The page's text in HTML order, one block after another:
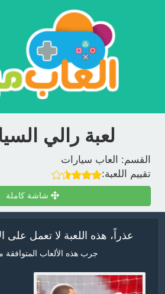
لعبة رالي
القسم:
العاب سيارات
تقييم اللعبة:
شاشة كاملة
عذراً، هذه اللعبة لا تعمل على
جرب هذه الألعاب المتوافقة